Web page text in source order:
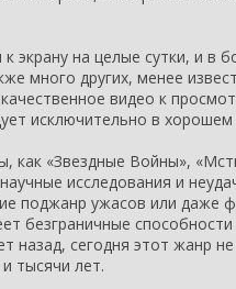
к экрану на целые сутки, и
много других, менее
видео к
исключительно в хорошем
«Звездные Войны»,
исследования и
поджанр ужасов или даже
безграничные
назад, сегодня этот жанр
тысячи лет.